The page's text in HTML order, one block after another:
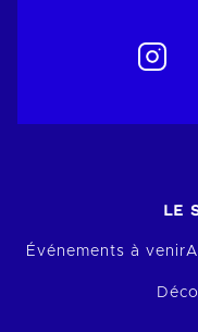
LE
Événements à venir